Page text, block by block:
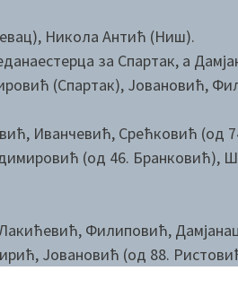
Никола Антић (Ниш).
за Спартак, а
(Спартак), Јовановић,
Иванчевић, Срећковић (од
(од 46. Бранковић),
Филиповић,
Јовановић (од 88.